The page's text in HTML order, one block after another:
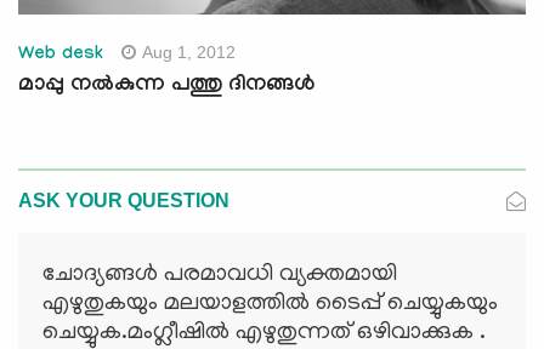
Web desk Aug 1, 2012
മാപ്പു നല്‍കുന്ന പത്തു ദിനങ്ങള്‍
ASK YOUR QUESTION
ചോദ്യങ്ങള്‍ പരമാവധി വ്യക്തമായി
എഴുതുകയും മലയാളത്തില്‍ ടൈപ്പ് ചെയ്യുകയും
ചെയ്യുക.മംഗ്ലീഷില്‍ എഴുതുന്നത് ഒഴിവാക്കുക .